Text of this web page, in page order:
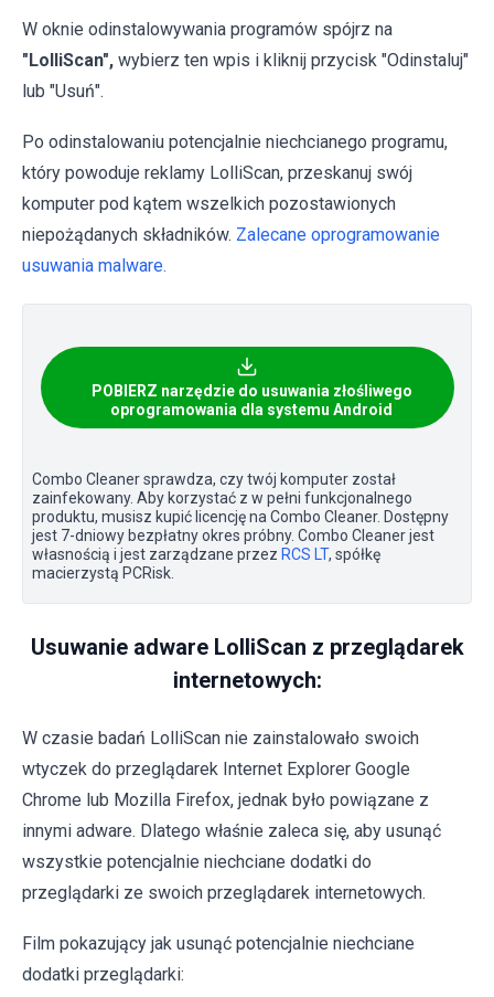
W oknie odinstalowywania programów spójrz na
"LolliScan", wybierz ten wpis i kliknij przycisk "Odinstaluj"
lub "Usuń".
Po odinstalowaniu potencjalnie niechcianego programu,
który powoduje reklamy LolliScan, przeskanuj swój
komputer pod kątem wszelkich pozostawionych
niepożądanych składników. Zalecane oprogramowanie
usuwania malware.
POBIERZ narzędzie do usuwania złośliwego
oprogramowania dla systemu Android
Combo Cleaner sprawdza, czy twój komputer został
zainfekowany. Aby korzystać z w pełni funkcjonalnego
produktu, musisz kupić licencję na Combo Cleaner. Dostępny
jest 7-dniowy bezpłatny okres próbny. Combo Cleaner jest
własnością i jest zarządzane przez RCS LT, spółkę
macierzystą PCRisk.
Usuwanie adware LolliScan z przeglądarek
internetowych:
W czasie badań LolliScan nie zainstalowało swoich
wtyczek do przeglądarek Internet Explorer Google
Chrome lub Mozilla Firefox, jednak było powiązane z
innymi adware. Dlatego właśnie zaleca się, aby usunąć
wszystkie potencjalnie niechciane dodatki do
przeglądarki ze swoich przeglądarek internetowych.
Film pokazujący jak usunąć potencjalnie niechciane
dodatki przeglądarki: